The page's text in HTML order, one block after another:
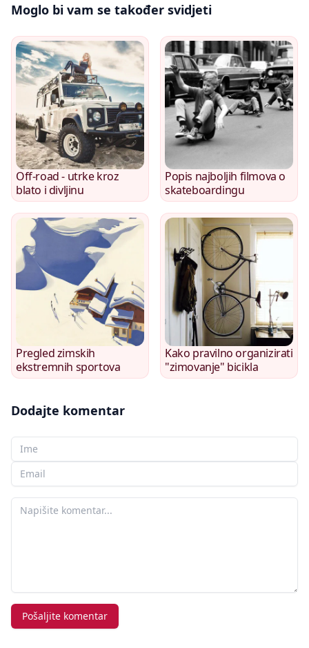
Moglo bi vam se također svidjeti
Off-road - utrke kroz
blato i divljinu
Popis najboljih filmova o
skateboardingu
Pregled zimskih
ekstremnih sportova
Kako pravilno organizirati
"zimovanje" bicikla
Dodajte komentar
Vaše ime
Vaš e-mail
Vaš komentar
Pošaljite komentar